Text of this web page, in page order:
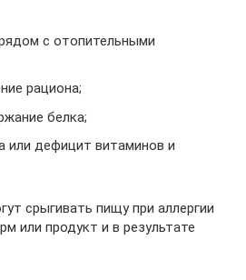
с отопительными
рациона;
белка;
или дефицит витаминов и
срыгивать пищу при аллергии
или продукт и в результате